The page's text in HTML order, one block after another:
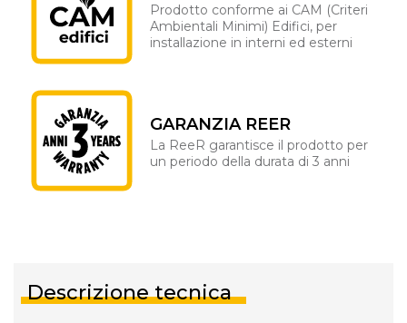
Prodotto conforme ai CAM (Criteri
Ambientali Minimi) Edifici, per
installazione in interni ed esterni
GARANZIA REER
La ReeR garantisce il prodotto per
un periodo della durata di 3 anni
Descrizione tecnica